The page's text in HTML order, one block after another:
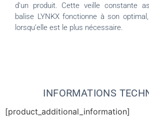
d’un produit. Cette veille constante
balise LYNKX fonctionne à son
lorsqu’elle est le plus nécessaire.
INFORMATIONS
[product_additional_information]